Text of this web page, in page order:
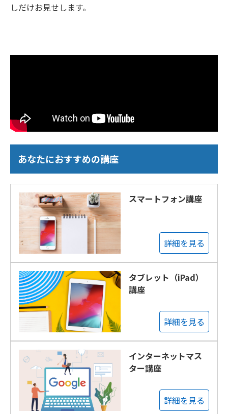
しだけお見せします。
あなたにおすすめの講座
スマートフォン講座
詳細を見る
タブレット（iPad）
講座
詳細を見る
インターネットマス
ター講座
詳細を見る